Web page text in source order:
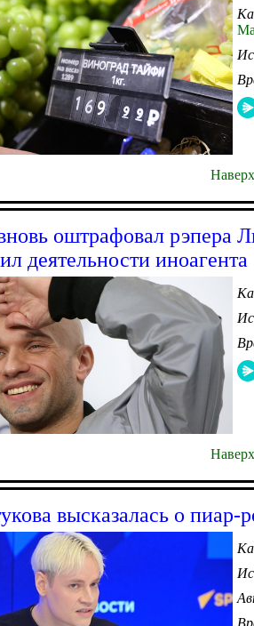
Наверх
оштрафовал рэпера
деятельности иноагента
Наверх
высказалась о